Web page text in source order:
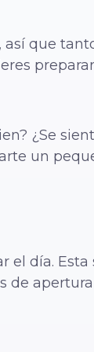
que
¿Se
un
el día.